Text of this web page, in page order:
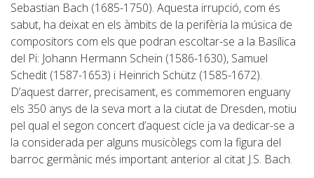
Sebastian Bach (1685-1750). Aquesta irrupció, com és
sabut, ha deixat en els àmbits de la perifèria la música de
compositors com els que podran escoltar-se a la Basílica
del Pi: Johann Hermann Schein (1586-1630), Samuel
Schedit (1587-1653) i Heinrich Schütz (1585-1672).
D’aquest darrer, precisament, es commemoren enguany
els 350 anys de la seva mort a la ciutat de Dresden, motiu
pel qual el segon concert d’aquest cicle ja va dedicar-se a
la considerada per alguns musicòlegs com la figura del
barroc germànic més important anterior al citat J.S. Bach.